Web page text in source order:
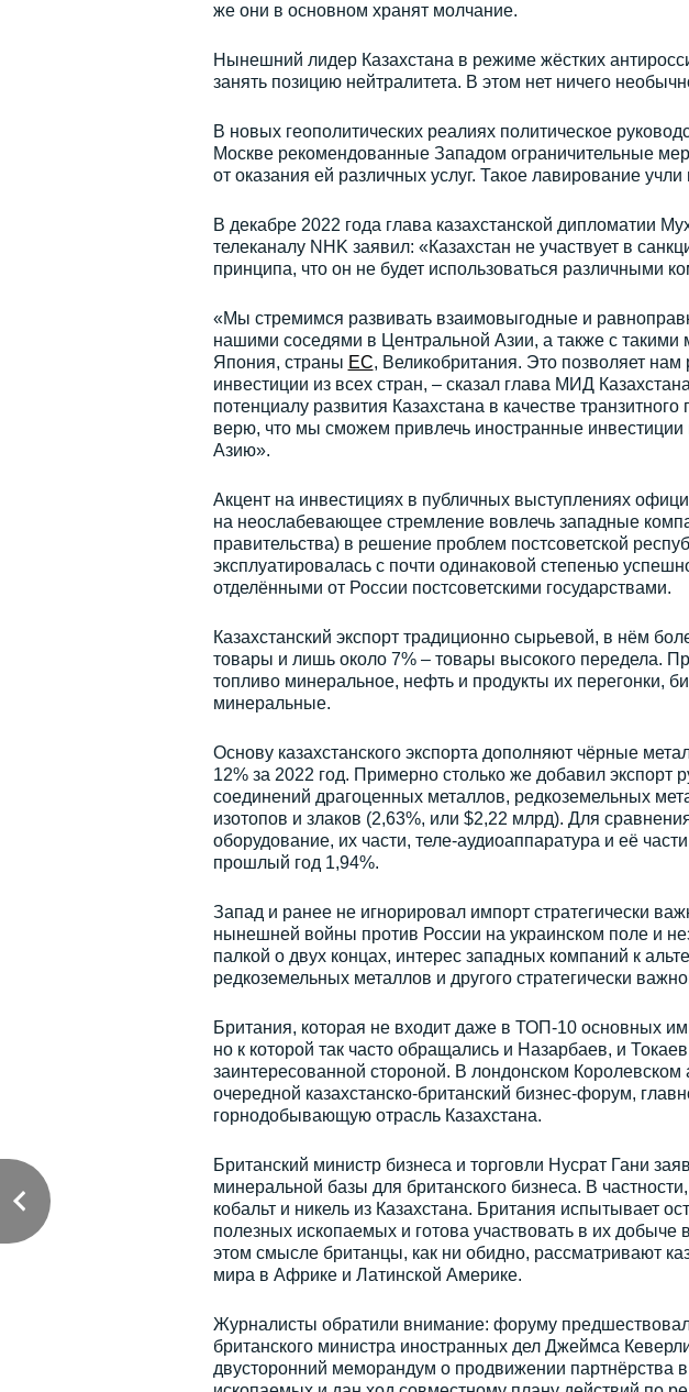
же они в основном хранят молчание.
Нынешний лидер Казахстана в режиме жёстких
занять позицию нейтралитета. В этом нет ничего
В новых геополитических реалиях политическое
Москве рекомендованные Западом ограничительные
от оказания ей различных услуг. Такое лавирование
В декабре 2022 года глава казахстанской дипломатии
телеканалу NHK заявил: «Казахстан не участвует в
принципа, что он не будет использоваться различными
«Мы стремимся развивать взаимовыгодные и
нашими соседями в Центральной Азии, а также с
Япония, страны ЕС, Великобритания. Это позволяет нам
инвестиции из всех стран, – сказал глава МИД
потенциалу развития Казахстана в качестве
верю, что мы сможем привлечь иностранные
Азию».
Акцент на инвестициях в публичных выступлениях
на неослабевающее стремление вовлечь западные
правительства) в решение проблем постсоветской
эксплуатировалась с почти одинаковой степенью
отделёнными от России постсоветскими государствами.
Казахстанский экспорт традиционно сырьевой, в нём
товары и лишь около 7% – товары высокого передела.
топливо минеральное, нефть и продукты их перегонки,
минеральные.
Основу казахстанского экспорта дополняют чёрные
12% за 2022 год. Примерно столько же добавил экспорт
соединений драгоценных металлов, редкоземельных
изотопов и злаков (2,63%, или $2,22 млрд). Для
оборудование, их части, теле-аудиоаппаратура и её
прошлый год 1,94%.
Запад и ранее не игнорировал импорт стратегически
нынешней войны против России на украинском поле и
палкой о двух концах, интерес западных компаний к
редкоземельных металлов и другого стратегически
Британия, которая не входит даже в ТОП-10 основных
но к которой так часто обращались и Назарбаев, и
заинтересованной стороной. В лондонском
очередной казахстанско-британский бизнес-форум,
горнодобывающую отрасль Казахстана.
Британский министр бизнеса и торговли Нусрат Гани
минеральной базы для британского бизнеса. В
кобальт и никель из Казахстана. Британия испытывает
полезных ископаемых и готова участвовать в их добыче
этом смысле британцы, как ни обидно, рассматривают
мира в Африке и Латинской Америке.
Журналисты обратили внимание: форуму предшествовал
британского министра иностранных дел Джеймса
двусторонний меморандум о продвижении партнёрства